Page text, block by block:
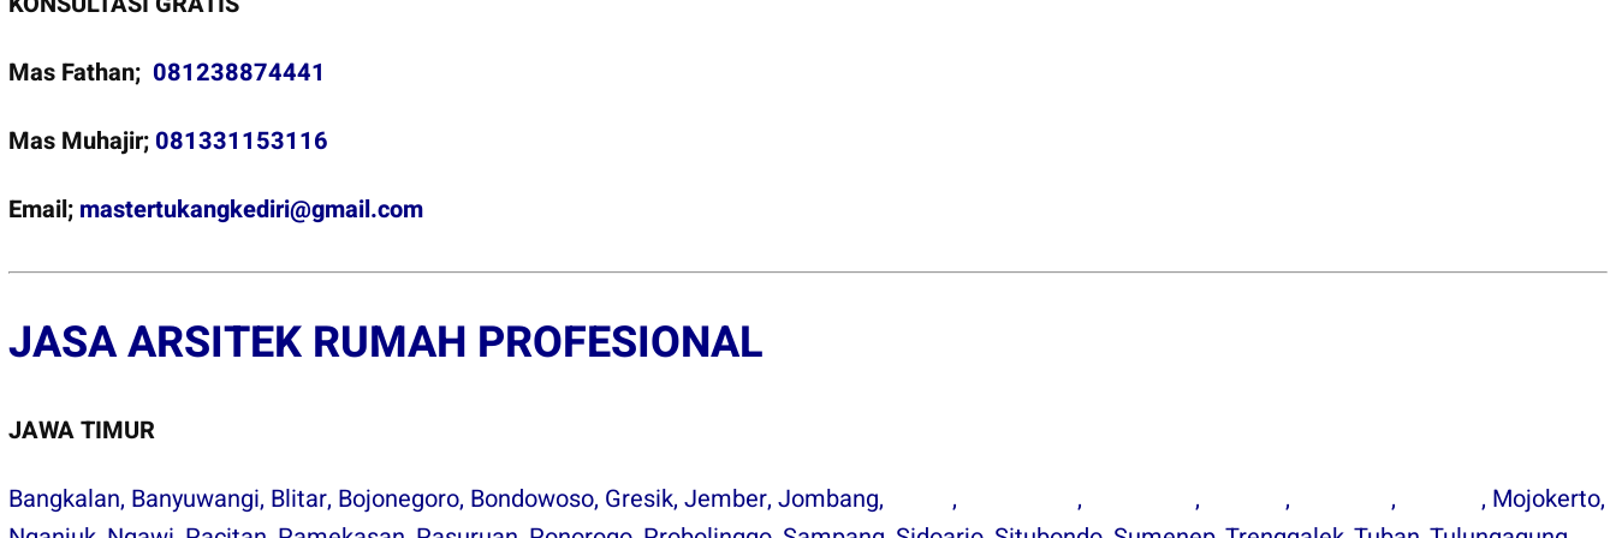
Mas Fathan; 081238874441
Mas Muhajir; 081331153116
Email; mastertukangkediri@gmail.com
JASA ARSITEK RUMAH PROFESIONAL
JAWA TIMUR
Bangkalan, Banyuwangi, Blitar, Bojonegoro, Bondowoso, Gresik,Jember,Jombang, , , , , ,
, Mojokerto,